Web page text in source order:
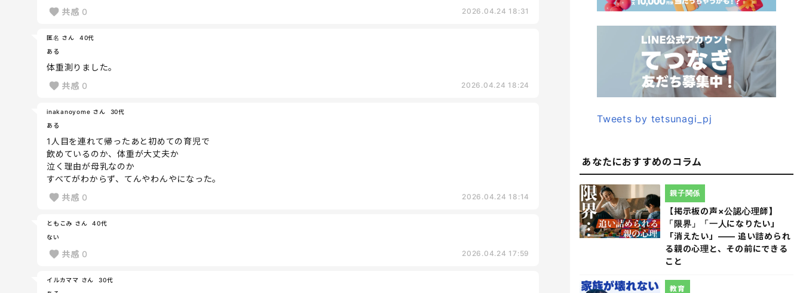
共感 0 2026.04.24 18:31
匿名 さん
40代
ある
体重測りました。
共感 0 2026.04.24 18:24
inakanoyome さん
30代
ある
1人目を連れて帰ったあと初めての育児で
飲めているのか、体重が大丈夫か
泣く理由が母乳なのか
すべてがわからず、てんやわんやになった。
共感 0 2026.04.24 18:14
ともこみ さん
40代
ない
共感 0 2026.04.24 17:59
イルカママ さん
30代
Tweets by tetsunagi_pj
あなたにおすすめのコラム
【掲示板の声×公認心理師】
「限界」「一人になりたい」
「消えたい」―― 追い詰められ
る親の心理と、その前にできる
こと
親子関係
教育